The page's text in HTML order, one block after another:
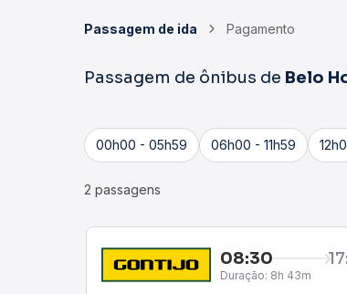
Passagem de ida Pagamento
Passagem de ônibus de Belo
00h00 - 05h59 06h00 - 11h59
2 passagens
08:30
Duração: 8h 43m